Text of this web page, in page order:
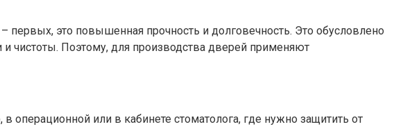
это повышенная прочность и долговечность. Это обусловлено
чистоты. Поэтому, для производства дверей применяют
или в кабинете стоматолога, где нужно защитить от